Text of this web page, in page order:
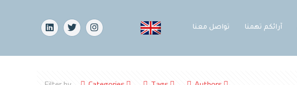
آرائكم تهمنا تواصل معنا